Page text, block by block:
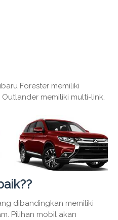
Forester memiliki
memiliki multi-link.
dibandingkan memiliki
Pilihan mobil akan